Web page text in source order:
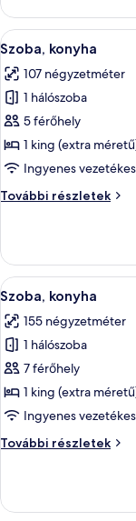
franciaágy,
konyha
méretű)
franciaágy,
konyha
részletei
A
következő
szoba
összes
képének
megtekintése:
Szoba,
7
Szoba, konyha
107 négyzetméter
1 hálószoba
5 férőhely
1 king (extra
Ingyenes
További részletek
Szoba,
A
következő
szoba
összes
képének
megtekintése:
Szoba,
9
Szoba, konyha
155 négyzetméter
1 hálószoba
7 férőhely
1 king (extra
Ingyenes
További részletek
Szoba,